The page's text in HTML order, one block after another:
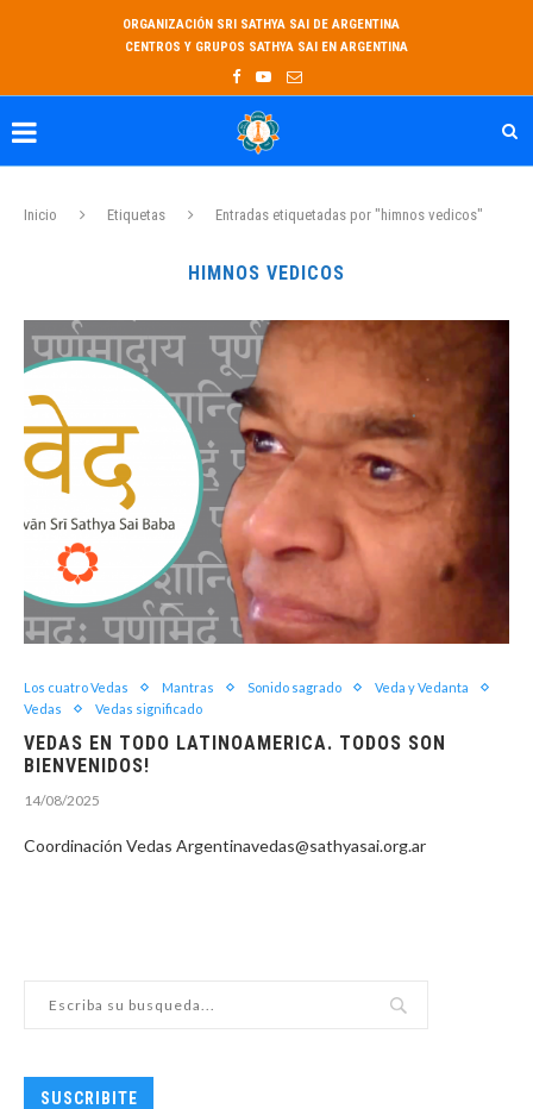
ORGANIZACIÓN SRI SATHYA SAI DE ARGENTINA
CENTROS Y GRUPOS SATHYA SAI EN ARGENTINA
Inicio Etiquetas Entradas etiquetadas por "himnos vedicos"
HIMNOS VEDICOS
Los cuatro Vedas Mantras Sonido sagrado
Veda y Vedanta
Vedas
Vedas significado
VEDAS EN TODO LATINOAMERICA. TODOS SON
BIENVENIDOS!
14/08/2025
Coordinación Vedas Argentinavedas@sathyasai.org.ar
SUSCRIBITE